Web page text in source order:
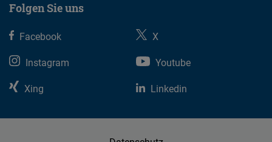
Folgen Sie uns
Facebook
X
Instagram
Youtube
Xing
Linkedin